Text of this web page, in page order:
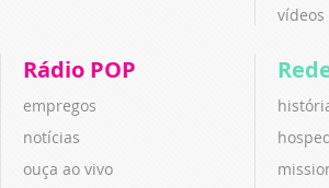
vídeos
Rádio POP
empregos
notícias
ouça ao vivo